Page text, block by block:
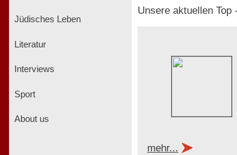
Jüdisches Leben
Literatur
Interviews
Sport
About us
Unsere aktuellen Top
mehr...